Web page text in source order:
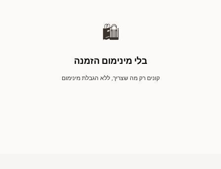
🛍️
בלי מינימום הזמנה
קונים רק מה שצריך, ללא הגבלת מינימום